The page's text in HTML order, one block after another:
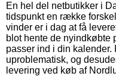
En hel del netbutikker i
tidspunkt en række
vinder er i dag at få
blot hente de
passer ind i din kalender.
uproblematisk, og
levering ved køb af